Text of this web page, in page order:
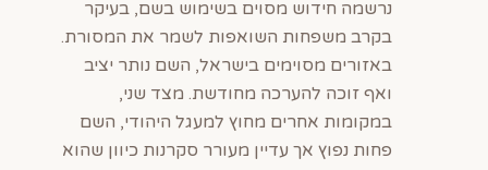
נרשמה חידוש מסוים בשימוש בשם, בעיקר
בקרב משפחות השואפות לשמר את המסורת.
באזורים מסוימים בישראל, השם נותר יציב
ואף זוכה להערכה מחודשת. מצד שני,
במקומות אחרים מחוץ למעגל היהודי, השם
פחות נפוץ אך עדיין מעורר סקרנות כיוון שהוא